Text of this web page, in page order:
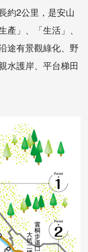
約2公里，是安山
」、「生活」、
途有景觀綠化、野
水護岸、平台梯田